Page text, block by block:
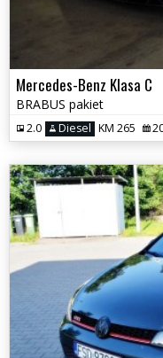
Mercedes-Benz Klasa C
BRABUS pakiet
2.0 Diesel KM 265